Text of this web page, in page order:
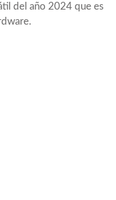
del año 2024 que es